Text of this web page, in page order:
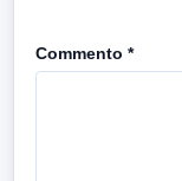
Commento *